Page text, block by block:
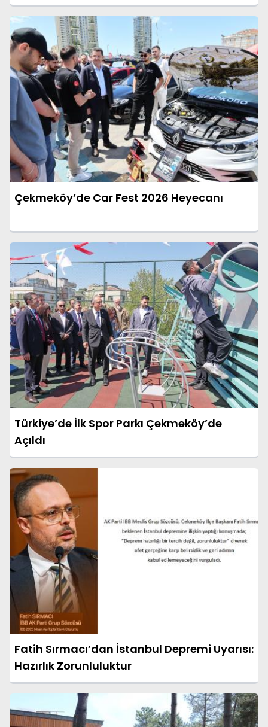
Çekmeköy’de Car Fest 2026 Heyecanı
Türkiye’de İlk Spor Parkı Çekmeköy’de
Açıldı
Fatih Sırmacı’dan İstanbul Depremi Uyarısı:
Hazırlık Zorunluluktur